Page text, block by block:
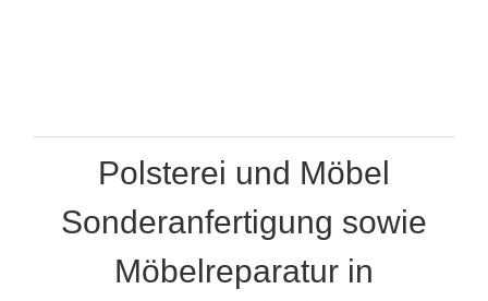
Polsterei und Möbel
Sonderanfertigung sowie
Möbelreparatur in